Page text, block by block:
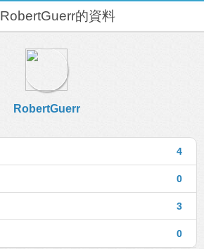
RobertGuerr的資料
RobertGuerr
4
0
3
0